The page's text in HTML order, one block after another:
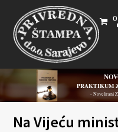
0
PRAKTIKUM
- Novelirani
Na Vijeću